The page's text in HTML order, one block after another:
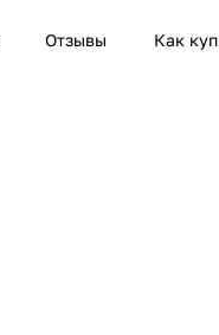
Отзывы Как